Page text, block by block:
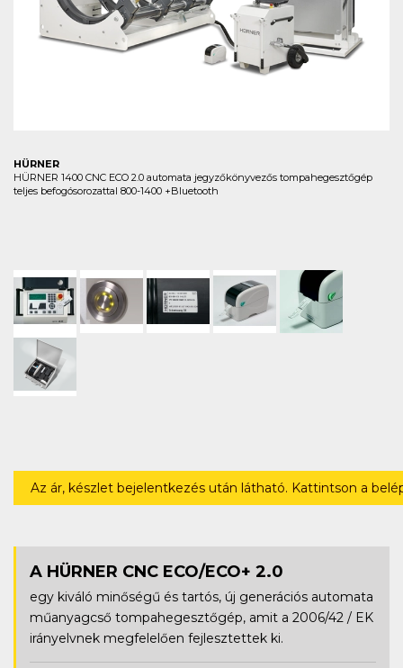
HÜRNER
HÜRNER 1400 CNC ECO 2.0 automata jegyzőkönyvezős tompahegesztőgép
teljes befogósorozattal 800-1400 +Bluetooth
Az ár, készlet bejelentkezés után látható. Kattintson a
A HÜRNER CNC ECO/ECO+ 2.0
egy kiváló minőségű és tartós, új generációs automata
műanyagcső tompahegesztőgép, amit a 2006/42 / EK
irányelvnek megfelelően fejlesztettek ki.